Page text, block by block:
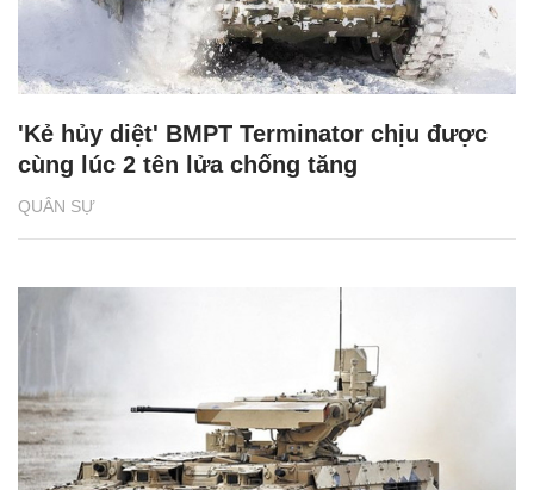
QUÂN SỰ
'Kẻ hủy diệt' BMPT Terminator chịu được
cùng lúc 2 tên lửa chống tăng